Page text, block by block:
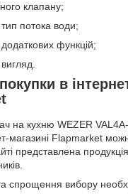
клапану;
потока води;
додаткових функцій;
в
на кухню WEZER
магазині Flapmarket
представлена
спрощення вибору